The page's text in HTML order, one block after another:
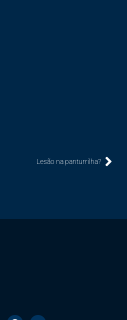
Lesão na panturrilha?